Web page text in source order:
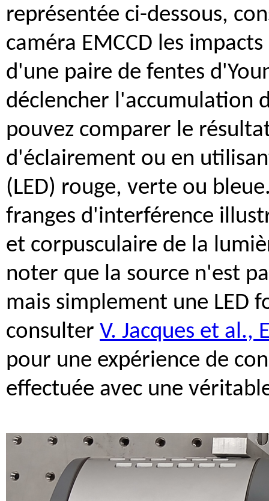
représentée ci-dessous,
caméra EMCCD les
d'une paire de fentes
déclencher l'accumulation
pouvez comparer le
d'éclairement ou en
(LED) rouge, verte ou
franges d'interférence
et corpusculaire de la
noter que la source n'est
mais simplement une LED
consulter V. Jacques et al.,
pour une expérience de
effectuée avec une